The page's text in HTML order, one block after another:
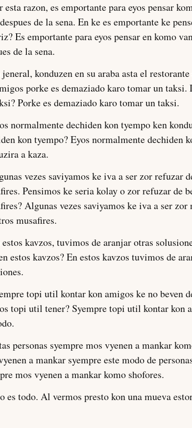
esta razon, es emportante para eyos pensar
de la sena. En ke es emportante ke
Es emportante para eyos pensar en komo
de la sena.
jeneral, konduzen en su araba asta el
porke es demaziado karo tomar un taksi.
Porke es demaziado karo tomar un taksi.
normalmente dechiden kon tyempo ken
kon tyempo? Eyos normalmente dechiden
a kaza.
vezes saviyamos ke iva a ser zor refuzar
Pensimos ke seria kolay o zor refuzar de
Algunas vezes saviyamos ke iva a ser
musafires.
estos kavzos, tuvimos de aranjar otras
estos kavzos? En estos kavzos tuvimos de
topi util kontar kon amigos ke no beven
topi util tener? Syempre topi util kontar kon
personas syempre mos vyenen a mankar
a mankar syempre este modo de
mos vyenen a mankar komo shofores.
es todo. Al vermos presto kon una mueva